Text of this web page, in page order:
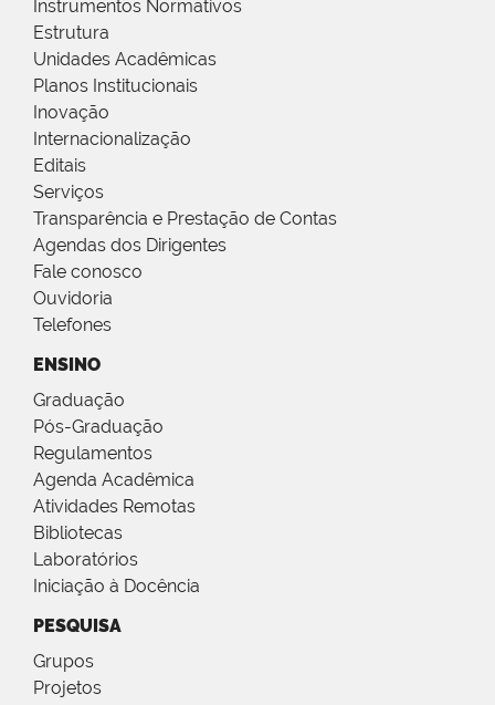
Instrumentos Normativos
Estrutura
Unidades Acadêmicas
Planos Institucionais
Inovação
Internacionalização
Editais
Serviços
Transparência e Prestação de Contas
Agendas dos Dirigentes
Fale conosco
Ouvidoria
Telefones
ENSINO
Graduação
Pós-Graduação
Regulamentos
Agenda Acadêmica
Atividades Remotas
Bibliotecas
Laboratórios
Iniciação à Docência
PESQUISA
Grupos
Projetos